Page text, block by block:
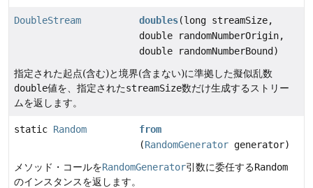
DoubleStream doubles(long streamSize,
double randomNumberOrigin,
double randomNumberBound)
指定された起点(含む)と境界(含まない)に準拠した擬似乱数
double値を、指定されたstreamSize数だけ生成するストリー
ムを返します。
static Random
from
(RandomGenerator generator)
メソッド・コールをRandomGenerator引数に委任するRandom
のインスタンスを返します。